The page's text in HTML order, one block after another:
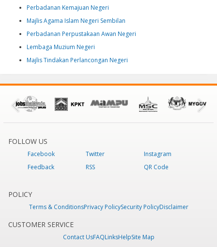
Perbadanan Kemajuan Negeri
Majlis Agama Islam Negeri Sembilan
Perbadanan Perpustakaan Awan Negeri
Lembaga Muzium Negeri
Majlis Tindakan Perlancongan Negeri
FOLLOW US
Facebook Twitter
Instagram
Feedback
RSS QR Code
POLICY
Terms & ConditionsPrivacy PolicySecurity PolicyDisclaimer
CUSTOMER SERVICE
Contact UsFAQLinksHelpSite Map